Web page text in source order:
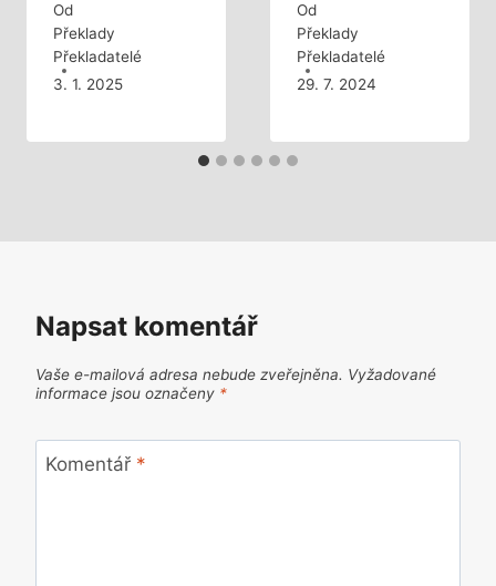
Od
Překlady
Překladatelé
3. 1. 2025
Od
Překlady
Překladatelé
29. 7. 2024
Napsat komentář
Vaše e-mailová adresa nebude zveřejněna. Vyžadované
informace jsou označeny *
Komentář *